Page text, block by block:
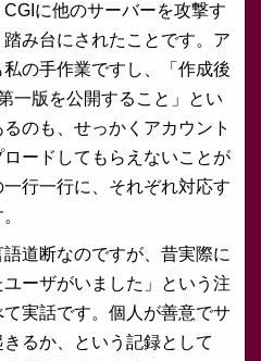
に他のサーバーを攻撃す
み台にされたことです。ア
の手作業ですし、「作成後
一版を公開すること」とい
のも、せっかくアカウント
ードしてもらえないことが
行一行に、それぞれ対応す
道断なのですが、昔実際に
ーザがいました」という注
実話です。個人が善意でサ
るか、という記録として